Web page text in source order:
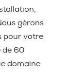
gérons
pour votre
de 60
domaine